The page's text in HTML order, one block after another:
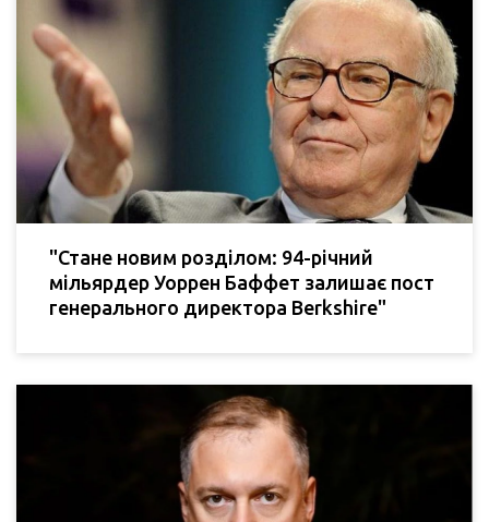
"Стане новим розділом: 94-річний
мільярдер Уоррен Баффет залишає пост
генерального директора Berkshire"